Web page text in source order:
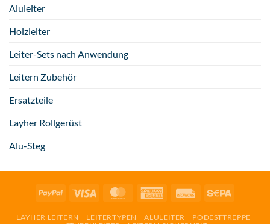
Aluleiter
Holzleiter
Leiter-Sets nach Anwendung
Leitern Zubehör
Ersatzteile
Layher Rollgerüst
Alu-Steg
PayPal Visa MasterCardAmerican
Rechung
LAYHER LEITERN LEITERTYPEN ALULEITER
PODESTTREPPE